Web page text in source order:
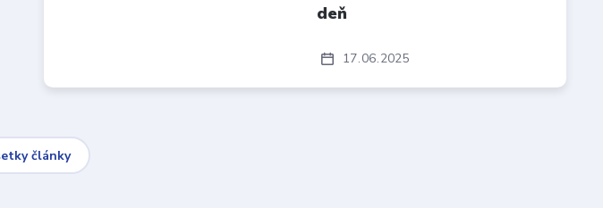
17 06 2025
deň
články